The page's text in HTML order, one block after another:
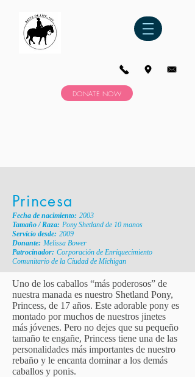
DONATE NOW
Princesa
Fecha de nacimiento: 2003
Tamaño / Raza: Pony Shetland de 10 manos
Servicio desde: 2009
Donante: Melissa Bower
Patrocinador: Corporación de Enriquecimiento
Comunitario de la Ciudad de Michigan
Uno de los caballos “más poderosos” de
nuestra manada es nuestro Shetland Pony,
Princess, de 17 años. Este adorable pony es
montado por muchos de nuestros jinetes
más jóvenes. Pero no dejes que su pequeño
tamaño te engañe, Princess tiene una de las
personalidades más importantes de nuestro
rebaño y le encanta dominar a los demás
caballos y ponis.